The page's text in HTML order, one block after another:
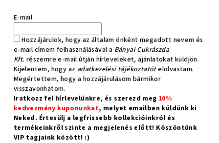
E-mail
Hozzájárulok, hogy az általam önként megadott nevem és
e-mail címem felhasználásával a Bányai Cukrászda
Kft. részemre e-mail útján hírleveleket, ajánlatokat küldjön.
Kijelentem, hogy az adatkezelési tájékoztatótelolvastam.
Megértettem, hogy a hozzájárulásom bármikor
visszavonhatom.
Iratkozz fel hírlevelünkre, és szerezd meg 10%
kedvezmény kuponunkat, melyet emailben küldünk ki
Neked. Értesülj a legfrissebb kollekcióinkról és
termékeinkről szinte a megjelenés előtt! Köszöntünk
VIP tagjaink között! :)